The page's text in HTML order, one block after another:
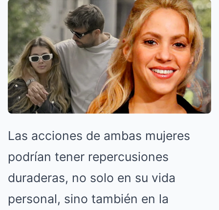
Las acciones de ambas mujeres
podrían tener repercusiones
duraderas, no solo en su vida
personal, sino también en la